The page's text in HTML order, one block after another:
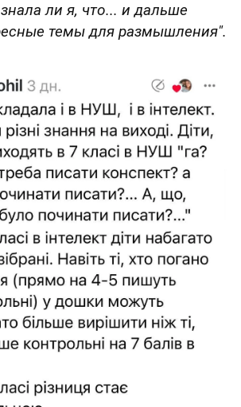
ли я, что... и дальше
темы для размышления".